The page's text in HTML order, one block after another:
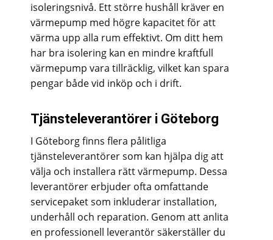
isoleringsnivå. Ett större hushåll kräver en
värmepump med högre kapacitet för att
värma upp alla rum effektivt. Om ditt hem
har bra isolering kan en mindre kraftfull
värmepump vara tillräcklig, vilket kan spara
pengar både vid inköp och i drift.
Tjänsteleverantörer i Göteborg
I Göteborg finns flera pålitliga
tjänsteleverantörer som kan hjälpa dig att
välja och installera rätt värmepump. Dessa
leverantörer erbjuder ofta omfattande
servicepaket som inkluderar installation,
underhåll och reparation. Genom att anlita
en professionell leverantör säkerställer du